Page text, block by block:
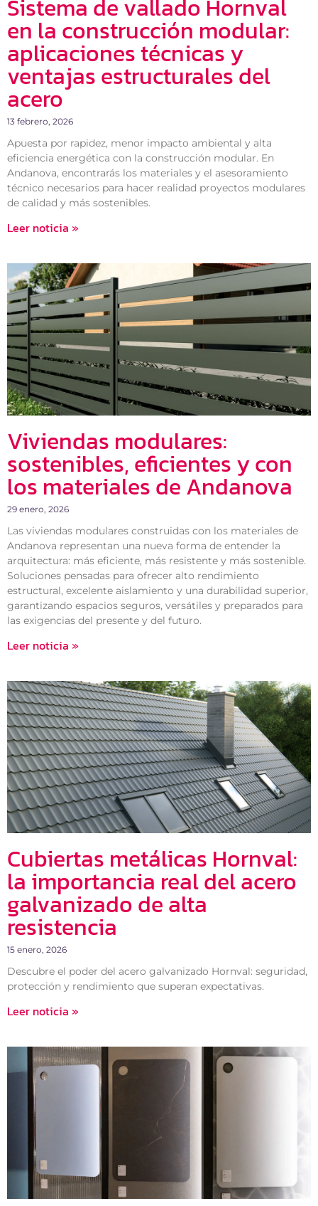
Sistema de vallado Hornval
en la construcción modular:
aplicaciones técnicas y
ventajas estructurales del
acero
13 febrero, 2026
Apuesta por rapidez, menor impacto ambiental y alta
eficiencia energética con la construcción modular. En
Andanova, encontrarás los materiales y el asesoramiento
técnico necesarios para hacer realidad proyectos modulares
de calidad y más sostenibles.
Leer noticia »
Viviendas modulares:
sostenibles, eficientes y con
los materiales de Andanova
29 enero, 2026
Las viviendas modulares construidas con los materiales de
Andanova representan una nueva forma de entender la
arquitectura: más eficiente, más resistente y más sostenible.
Soluciones pensadas para ofrecer alto rendimiento
estructural, excelente aislamiento y una durabilidad superior,
garantizando espacios seguros, versátiles y preparados para
las exigencias del presente y del futuro.
Leer noticia »
Cubiertas metálicas Hornval:
la importancia real del acero
galvanizado de alta
resistencia
15 enero, 2026
Descubre el poder del acero galvanizado Hornval: seguridad,
protección y rendimiento que superan expectativas.
Leer noticia »